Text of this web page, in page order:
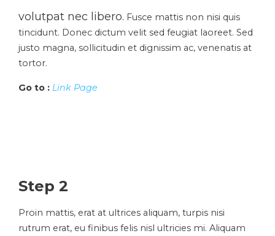
volutpat nec libero. Fusce mattis non nisi quis
tincidunt. Donec dictum velit sed feugiat laoreet. Sed
justo magna, sollicitudin et dignissim ac, venenatis at
tortor.
Go to : Link Page
Step 2
Proin mattis, erat at ultrices aliquam, turpis nisi
rutrum erat, eu finibus felis nisl ultricies mi. Aliquam